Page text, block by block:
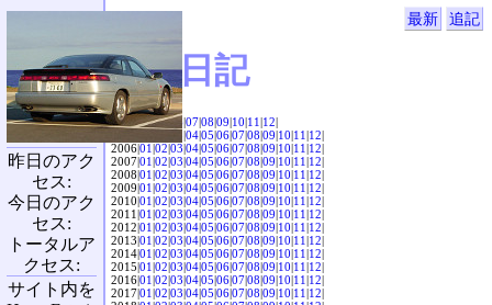
最新 追記
SVX日記
2004|04|05|06|07|08|09|10|11|12|
|04|05|06|07|08|09|10|11|12|
2006|01|02|03|04|05|06|07|08|09|10|11|12|
2007|01|02|03|04|05|06|07|08|09|10|11|12|
2008|01|02|03|04|05|06|07|08|09|10|11|12|
2009|01|02|03|04|05|06|07|08|09|10|11|12|
2010|01|02|03|04|05|06|07|08|09|10|11|12|
2011|01|02|03|04|05|06|07|08|09|10|11|12|
2012|01|02|03|04|05|06|07|08|09|10|11|12|
2013|01|02|03|04|05|06|07|08|09|10|11|12|
2014|01|02|03|04|05|06|07|08|09|10|11|12|
2015|01|02|03|04|05|06|07|08|09|10|11|12|
2016|01|02|03|04|05|06|07|08|09|10|11|12|
2017|01|02|03|04|05|06|07|08|09|10|11|12|
昨日のアク
セス:
今日のアク
セス:
トータルア
クセス:
サイト内を